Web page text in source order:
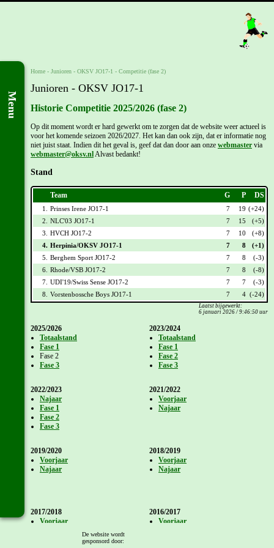
Menu
Home - Junioren - OKSV JO17-1 - Competitie (fase 2)
Junioren - OKSV JO17-1
Historie Competitie 2025/2026 (fase 2)
Op dit moment wordt er hard gewerkt om te zorgen dat de website weer actueel is
voor het komende seizoen 2026/2027. Het kan dan ook zijn, dat er informatie nog
niet juist staat. Indien dit het geval is, geef dat dan door aan onze webmaster via
webmaster@oksv.nl Alvast bedankt!
Stand
Team G P DS
1. Prinses Irene JO17-1 7 19 (+24)
2.
NLC'03 JO17-1 7 15
(+5)
3.
HVCH JO17-2 7 10
(+8)
4. Herpinia/OKSV JO17-1 7 8
(+1)
5.
Berghem Sport JO17-2 7 8
(-3)
6. Rhode/VSB JO17-2 7 8
(-8)
7. UDI'19/Swiss Sense JO17-2 7 7
(-3)
8.
Vorstenbossche Boys JO17-1 7 4 (-24)
Laatst bijgewerkt:
6 januari 2026 / 9:46:50 uur
2025/2026
Totaalstand
Fase 1
Fase 2
Fase 3
2023/2024
Totaalstand
Fase 1
Fase 2
Fase 3
2022/2023
Najaar
Fase 1
Fase 2
Fase 3
2021/2022
Voorjaar
Najaar
2019/2020
Voorjaar
Najaar
2018/2019
Voorjaar
Najaar
2017/2018
Voorjaar
2016/2017
Voorjaar
De website wordt
gesponsord door: